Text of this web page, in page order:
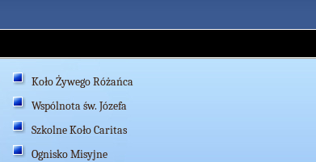
Koło Żywego Różańca
Wspólnota św. Józefa
Szkolne Koło Caritas
Ognisko Misyjne